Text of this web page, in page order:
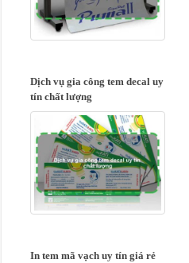
Dịch vụ gia công tem decal uy
tín chất lượng
In tem mã vạch uy tín giá rẻ